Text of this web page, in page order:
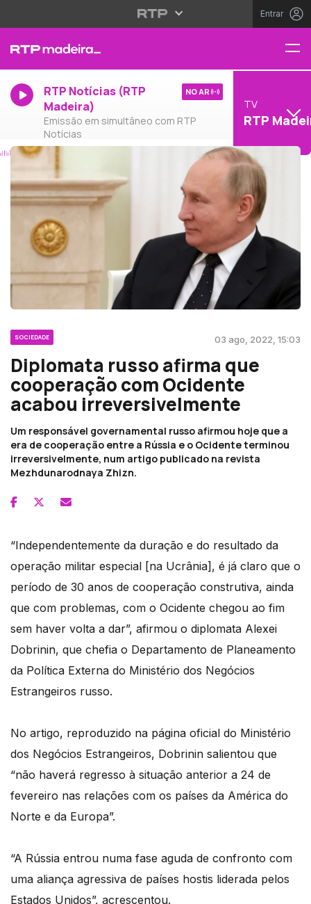
Entrar
RTP Notícias (RTP
Madeira)
Emissão em simultâneo com RTP
Notícias
NO AR
TV
RTP
SOCIEDADE 03 ago, 2022, 15:03
Diplomata russo afirma que
cooperação com Ocidente
acabou irreversivelmente
Um responsável governamental russo afirmou hoje que a
era de cooperação entre a Rússia e o Ocidente terminou
irreversivelmente, num artigo publicado na revista
Mezhdunarodnaya Zhizn.
“Independentemente da duração e do resultado da
operação militar especial [na Ucrânia], é já claro que o
período de 30 anos de cooperação construtiva, ainda
que com problemas, com o Ocidente chegou ao fim
sem haver volta a dar”, afirmou o diplomata Alexei
Dobrinin, que chefia o Departamento de Planeamento
da Política Externa do Ministério dos Negócios
Estrangeiros russo.
No artigo, reproduzido na página oficial do Ministério
dos Negócios Estrangeiros, Dobrinin salientou que
“não haverá regresso à situação anterior a 24 de
fevereiro nas relações com os países da América do
Norte e da Europa”.
“A Rússia entrou numa fase aguda de confronto com
uma aliança agressiva de países hostis liderada pelos
Estados Unidos”, acrescentou.